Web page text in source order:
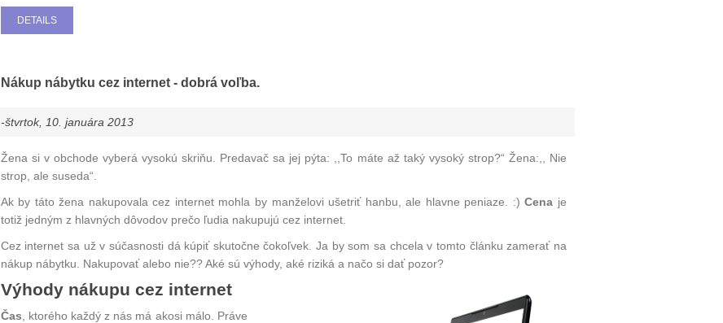
DETAILS
Nákup nábytku cez internet - dobrá voľba.
-štvrtok, 10. januára 2013
Žena si v obchode vyberá vysokú skriňu. Predavač sa jej pýta: ,,To máte až taký vysoký strop?“ Žena:,, Nie
strop, ale suseda“.
Ak by táto žena nakupovala cez internet mohla by manželovi ušetriť hanbu, ale hlavne peniaze. :)Cena je
totiž jedným z hlavných dôvodov prečo ľudia nakupujú cez internet.
Cez internet sa už v súčasnosti dá kúpiť skutočne čokoľvek. Ja by som sa chcela v tomto článku zamerať na
nákup nábytku.
Nakupovať alebo nie?? Aké sú výhody, aké riziká a načo si dať pozor?
Výhody nákupu cez internet
Čas , ktorého každý z nás má akosi málo. Práve